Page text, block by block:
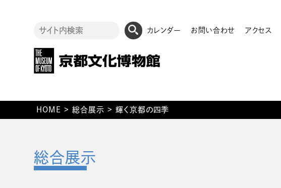
カレンダー お問い合わせ アクセス
HOME > 総合展示 > 輝く京都の四季